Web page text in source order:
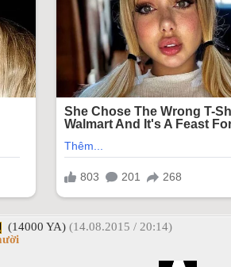
(14000 YA) (14.08.2015 / 20:14)